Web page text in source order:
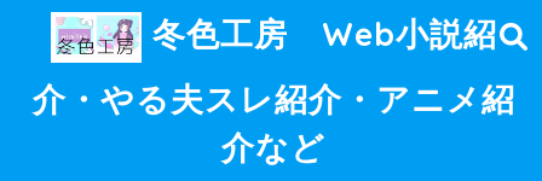
冬色工房 Web小説紹
介・やる夫スレ紹介・アニメ紹
介など